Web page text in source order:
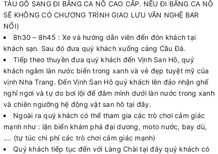
TÀU GỖ SANG ĐI BẰNG CA NÔ CAO CẤP. NẾU ĐI BẰNG CA NÔ
SẼ KHÔNG CÓ CHƯƠNG TRÌNH GIAO LƯU VĂN NGHỆ BAR
NỔI)
8h30 – 8h45 : Xe và hướng dẫn viên đến đón khách tại
khách sạn. Sau đó đưa quý khách xuống cảng Cầu Đá.
Tiếp theo thuyền đưa quý khách đến Vịnh San Hô, quý
khách ngắm làn nước biển trong xanh và vẻ đẹp tuyệt mỹ của
vịnh Nha Trang. Đến Vịnh San Hô quý khách lên đảo nhận ghế
nghỉ ngơi và tự do bơi lội để đắm mình dưới làn nước trong xanh
và chiên ngưỡng hệ động vật san hô tại đây.
Ngoài ra quý khách có thể tham gia các trò chơi cảm giác
mạnh như : lặn biển khám phá đại dương, moto nước, bay dù,
…. (tự túc chi phí các trò chơi cảm giác mạnh)
Quý khách tiếp tục đến với Làng Chài tại đây quý khách có